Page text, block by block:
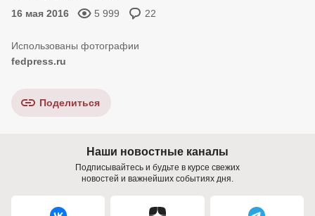
16 мая 2016 5 999 22
fedpress.ru
Поделиться
Наши новостные каналы
Подписывайтесь и будьте в курсе свежих
новостей и важнейших событиях дня.